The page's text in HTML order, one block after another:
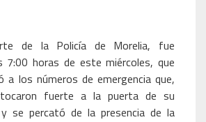
de la Policía de Morelia, fue
7:00 horas de este miércoles, que
a los números de emergencia que,
fuerte a la puerta de su
se percató de la presencia de la